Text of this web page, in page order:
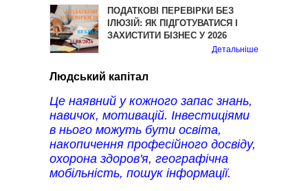
ПОДАТКОВІ ПЕРЕВІРКИ БЕЗ
ІЛЮЗІЙ: ЯК ПІДГОТУВАТИСЯ І
ЗАХИСТИТИ БІЗНЕС У 2026
Детальніше
Людський капітал
Це наявний у кожного запас знань,
навичок, мотивацій. Інвестиціями
в нього можуть бути освіта,
накопичення професійного досвіду,
охорона здоров'я, географічна
мобільність, пошук інформації.